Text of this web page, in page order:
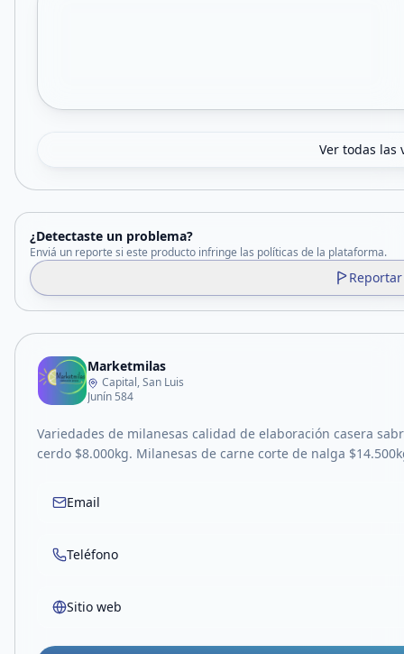
Ver todas las
¿Detectaste un problema?
Enviá un reporte si este producto infringe las políticas de la plataforma.
Marketmilas
Capital, San Luis
Junín 584
Variedades de milanesas calidad de elaboración casera
cerdo $8.000kg. Milanesas de carne corte de nalga
Email
Teléfono
Sitio web